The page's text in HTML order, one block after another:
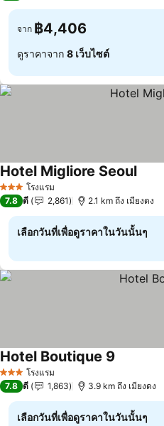
จาก ฿4,406
ดูราคาจาก 8 เว็บไซต์
3 ดาว โรงแรม
Hotel Migliore Seoulดูราคา
7.8 ดี 2,861 2.1 km ถึง เมียงดง
เลือกวันที่เพื่อดูราคาในวันนั้นๆ
3 ดาว โรงแรม
Hotel Boutique 9
7.8 ดี 1,863 3.9 km ถึง เมียงดง
เลือกวันที่เพื่อดูราคาในวันนั้นๆ